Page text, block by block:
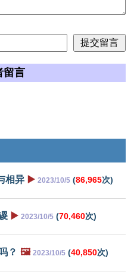
留言
相异 ▶️ 2023/10/5 (86,965次)
▶️ 2023/10/5 (70,460次)
？ 🖼️ 2023/10/5 (40,850次)